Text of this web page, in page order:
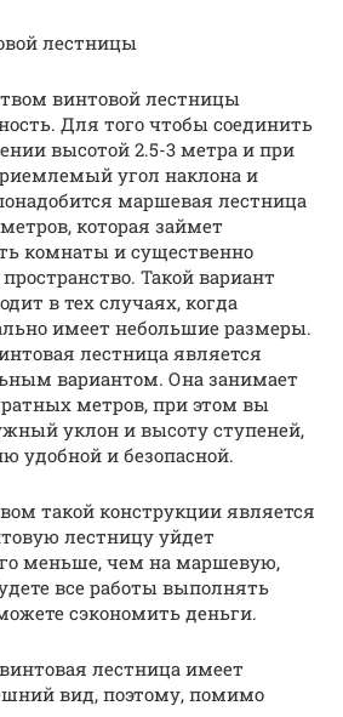
лестницы
винтовой лестницы
Для того чтобы соединить
высотой 2.5-3 метра и при
угол наклона и
маршевая лестница
которая займет
комнаты и существенно
Такой вариант
в тех случаях, когда
имеет небольшие размеры.
лестница является
вариантом. Она занимает
метров, при этом вы
уклон и высоту ступеней,
удобной и безопасной.
такой конструкции является
лестницу уйдет
меньше, чем на маршевую,
все работы выполнять
сэкономить деньги.
лестница имеет
вид, поэтому, помимо